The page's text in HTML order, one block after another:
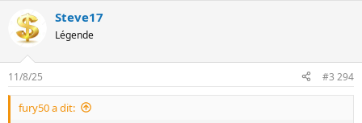
r
é
a
o
n
Steve17
Légende
11/8/25 #3 294
fury50 a dit: